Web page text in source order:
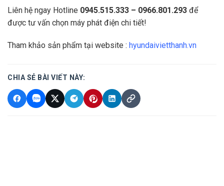
Liên hệ ngay Hotline 0945.515.333 – 0966.801.293 để
được tư vấn chọn máy phát điện chi tiết!
Tham khảo sản phẩm tại website : hyundaivietthanh.vn
CHIA SẺ BÀI VIẾT NÀY: